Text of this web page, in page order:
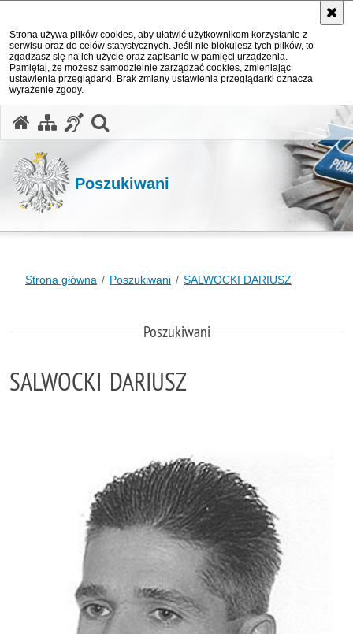
Strona używa plików cookies, aby ułatwić użytkownikom korzystanie z
serwisu oraz do celów statystycznych. Jeśli nie blokujesz tych plików, to
zgadzasz się na ich użycie oraz zapisanie w pamięci urządzenia.
Pamiętaj, że możesz samodzielnie zarządzać cookies, zmieniając
ustawienia przeglądarki. Brak zmiany ustawienia przeglądarki oznacza
wyrażenie zgody.
Poszukiwani
Strona główna Poszukiwani SALWOCKI DARIUSZ
Poszukiwani
SALWOCKI DARIUSZ